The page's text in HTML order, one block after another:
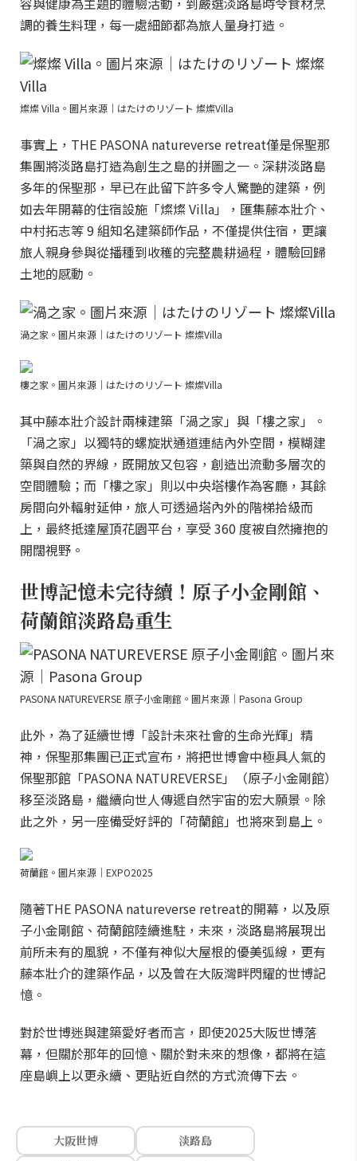
調的養生料理，每一處細節都為旅人量身打造。
燦燦 Villa。圖片來源｜はたけのリゾート 燦燦Villa
事實上，THE PASONA natureverse retreat僅是保聖那
集團將淡路島打造為創生之島的拼圖之一。深耕淡路島
多年的保聖那，早已在此留下許多令人驚艷的建築，例
如去年開幕的住宿設施「燦燦 Villa」，匯集藤本壯介、
中村拓志等 9 組知名建築師作品，不僅提供住宿，更讓
旅人親身參與從播種到收穫的完整農耕過程，體驗回歸
土地的感動。
渦之家。圖片來源｜はたけのリゾート 燦燦Villa
樓之家。圖片來源｜はたけのリゾート 燦燦Villa
其中藤本壯介設計兩棟建築「渦之家」與「樓之家」。
「渦之家」以獨特的螺旋狀通道連結內外空間，模糊建
築與自然的界線，既開放又包容，創造出流動多層次的
空間體驗；而「樓之家」則以中央塔樓作為客廳，其餘
房間向外輻射延伸，旅人可透過塔內外的階梯拾級而
上，最終抵達屋頂花園平台，享受 360 度被自然擁抱的
開闊視野。
世博記憶未完待續！原子小金剛館、
荷蘭館淡路島重生
PASONA NATUREVERSE 原子小金剛館。圖片來源｜Pasona Group
此外，為了延續世博「設計未來社會的生命光輝」精
神，保聖那集團已正式宣布，將把世博會中極具人氣的
保聖那館「PASONA NATUREVERSE」（原子小金剛館）
移至淡路島，繼續向世人傳遞自然宇宙的宏大願景。除
此之外，另一座備受好評的「荷蘭館」也將來到島上。
荷蘭館。圖片來源｜EXPO2025
隨著THE PASONA natureverse retreat的開幕，以及原
子小金剛館、荷蘭館陸續進駐，未來，淡路島將展現出
前所未有的風貌，不僅有神似大屋根的優美弧線，更有
藤本壯介的建築作品，以及曾在大阪灣畔閃耀的世博記
憶。
對於世博迷與建築愛好者而言，即使2025大阪世博落
幕，但關於那年的回憶、關於對未來的想像，都將在這
座島嶼上以更永續、更貼近自然的方式流傳下去。
大阪世博
淡路島